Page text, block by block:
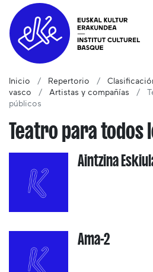
Inicio Repertorio
vasco
Artistas y compañías
públicos
Teatro para todos
Aintzina
Ama-2